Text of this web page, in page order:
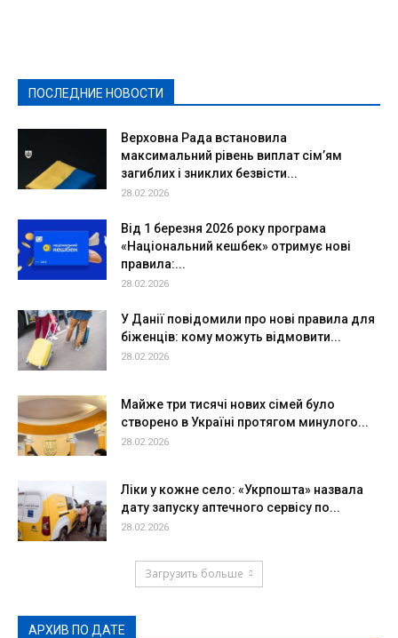
ПОСЛЕДНИЕ НОВОСТИ
Верховна Рада встановила
максимальний рівень виплат сім’ям
загиблих і зниклих безвісти...
28.02.2026
Від 1 березня 2026 року програма
«Національний кешбек» отримує нові
правила:...
28.02.2026
У Данії повідомили про нові правила для
біженців: кому можуть відмовити...
28.02.2026
Майже три тисячі нових сімей було
створено в Україні протягом минулого...
28.02.2026
Ліки у кожне село: «Укрпошта» назвала
дату запуску аптечного сервісу по...
28.02.2026
Загрузить больше
АРХИВ ПО ДАТЕ